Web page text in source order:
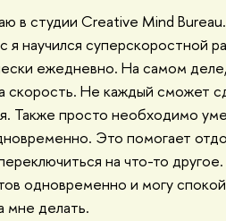
в студии Creative Mind
я научился суперскоростной
ежедневно. На самом
скорость. Не каждый сможет
Также просто необходимо
Это помогает
на что-то
одновременно и могу
мне делать.